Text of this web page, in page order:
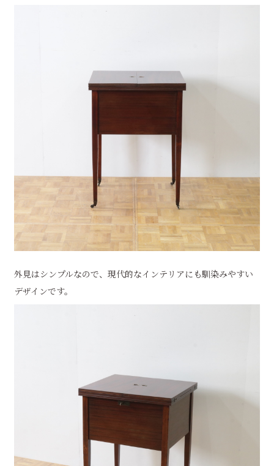
外見はシンプルなので、現代的なインテリアにも馴染みやすい
デザインです。